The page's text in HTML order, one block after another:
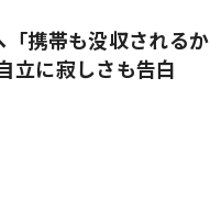
携帯も没収されるか
立に寂しさも告白